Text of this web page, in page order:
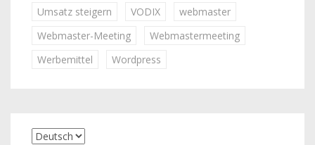
Umsatz steigern
VODIX
webmaster
Webmaster-Meeting
Webmastermeeting
Werbemittel
Wordpress